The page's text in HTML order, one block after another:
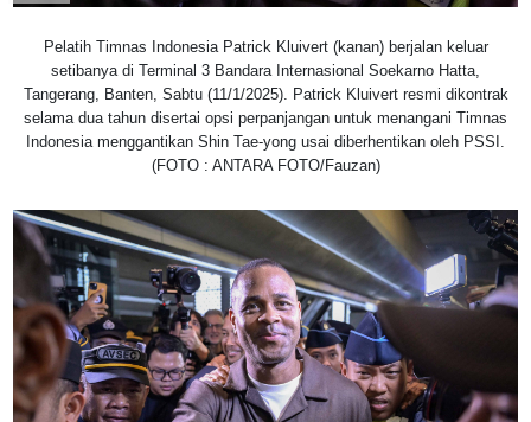
Pelatih Timnas Indonesia Patrick Kluivert (kanan) berjalan keluar
setibanya di Terminal 3 Bandara Internasional Soekarno Hatta,
Tangerang, Banten, Sabtu (11/1/2025). Patrick Kluivert resmi dikontrak
selama dua tahun disertai opsi perpanjangan untuk menangani Timnas
Indonesia menggantikan Shin Tae-yong usai diberhentikan oleh PSSI.
(FOTO : ANTARA FOTO/Fauzan)